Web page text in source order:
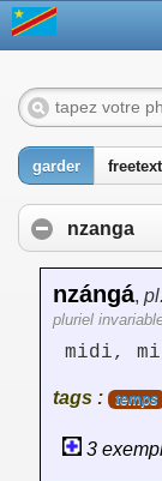
garder freetext
nzanga
nzángá, pl.
pluriel
midi,
tags : temps
3